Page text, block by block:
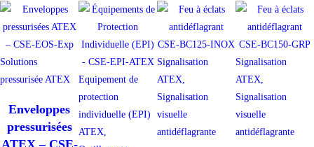
Solutions
pressurisée ATEX
Enveloppes
pressurisées
ATEX – CSE-
Equipement de
protection
individuelle (EPI)
ATEX,
Signalisation
ATEX,
Signalisation
visuelle
antidéflagrante
Signalisation
ATEX,
Signalisation
visuelle
antidéflagrante